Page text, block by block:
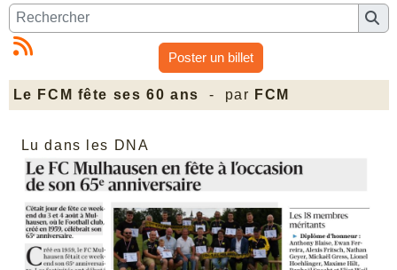
Poster un billet
Le FCM fête ses 60 ans - par FCM
Lu dans les DNA